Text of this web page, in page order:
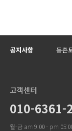
공지사항 몽촌
고객센터
010-6361-
월-금 am 9:00 - pm